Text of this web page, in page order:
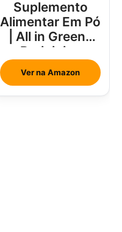
Suplemento
Alimentar Em Pó
| All in Greens
Brainjuice
Abacaxi Com
Hortelã
Ver na Amazon